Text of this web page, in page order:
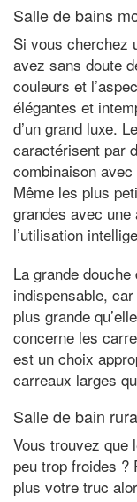
Salle de bains
Si vous cherchez
avez sans doute
couleurs et
élégantes et
d’un grand luxe.
caractérisent par
combinaison
Même les plus
grandes avec
l’utilisation
La grande
indispensable,
plus grande
concerne les
est un choix
carreaux larges
Salle de bain
Vous trouvez que
peu trop froides ?
plus votre truc